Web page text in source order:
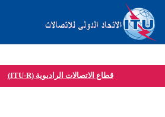
قطاع الاتصالات الراديوية (ITU-R)